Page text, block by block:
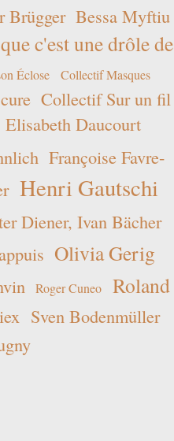
Brügger Bessa Myftiu
c'est une drôle de
Éclose Collectif Masques
Collectif Sur un fil
Elisabeth Daucourt
Françoise Favre-
Henri Gautschi
Diener, Ivan Bächer
Olivia Gerig
Roger Cuneo
Roland
Sven Bodenmüller